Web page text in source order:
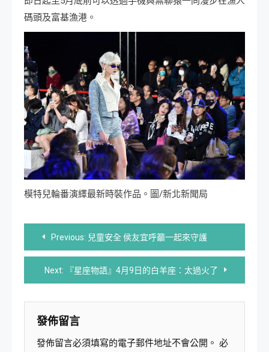
碼頭及富基漁港。
模特兒輪番演繹最新時裝作品。圖/新北新聞局
文
章
導
覽
Previous: 兒童安全 侯友宜呼籲一起來守護
Next: 『星座物語』4月9日的白羊座：太過火了
發佈留言
發佈留言必須填寫的電子郵件地址不會公開。 必